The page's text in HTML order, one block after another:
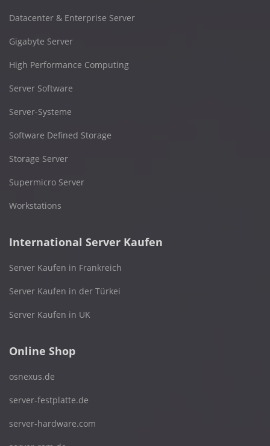
Datacenter & Enterprise Server
Gigabyte Server
High Performance Computing
Server Software
Server-Systeme
Software Defined Storage
Storage Server
Supermicro Server
Workstations
International Server Kaufen
Server Kaufen in Frankreich
Server Kaufen in der Türkei
Server Kaufen in UK
Online Shop
osnexus.de
server-festplatte.de
server-hardware.com